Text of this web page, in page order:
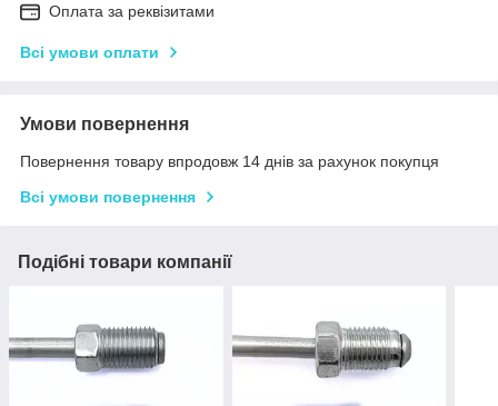
Оплата за реквізитами
Всі умови оплати
Умови повернення
Повернення товару впродовж 14 днів за рахунок покупця
Всі умови повернення
Подібні товари компанії